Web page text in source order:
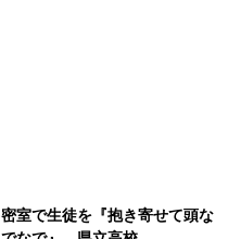
密室で生徒を『抱き寄せて頭な